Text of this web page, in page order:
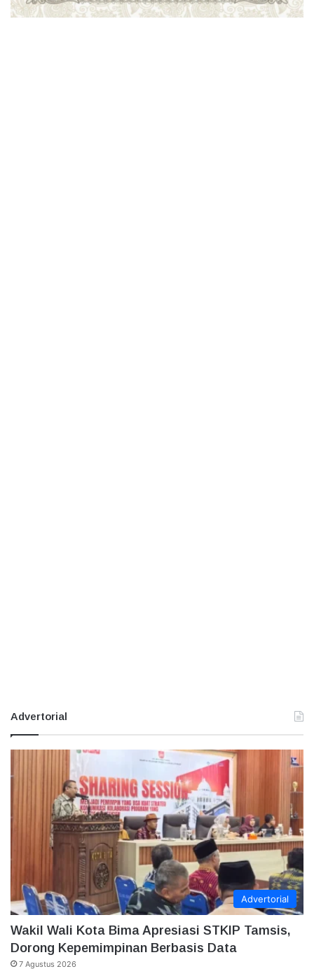
Advertorial
Advertorial
Wakil Wali Kota Bima Apresiasi STKIP Tamsis,
Dorong Kepemimpinan Berbasis Data
7 Agustus 2026